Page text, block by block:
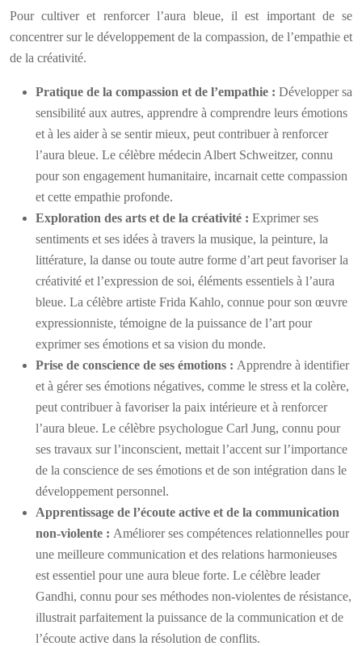
Pour cultiver et renforcer l’aura bleue, il est important de se
concentrer sur le développement de la compassion, de l’empathie et
de la créativité.
Pratique de la compassion et de l’empathie : Développer sa
sensibilité aux autres, apprendre à comprendre leurs émotions
et à les aider à se sentir mieux, peut contribuer à renforcer
l’aura bleue. Le célèbre médecin Albert Schweitzer, connu
pour son engagement humanitaire, incarnait cette compassion
et cette empathie profonde.
Exploration des arts et de la créativité : Exprimer ses
sentiments et ses idées à travers la musique, la peinture, la
littérature, la danse ou toute autre forme d’art peut favoriser la
créativité et l’expression de soi, éléments essentiels à l’aura
bleue. La célèbre artiste Frida Kahlo, connue pour son œuvre
expressionniste, témoigne de la puissance de l’art pour
exprimer ses émotions et sa vision du monde.
Prise de conscience de ses émotions : Apprendre à identifier
et à gérer ses émotions négatives, comme le stress et la colère,
peut contribuer à favoriser la paix intérieure et à renforcer
l’aura bleue. Le célèbre psychologue Carl Jung, connu pour
ses travaux sur l’inconscient, mettait l’accent sur l’importance
de la conscience de ses émotions et de son intégration dans le
développement personnel.
Apprentissage de l’écoute active et de la communication
non-violente : Améliorer ses compétences relationnelles pour
une meilleure communication et des relations harmonieuses
est essentiel pour une aura bleue forte. Le célèbre leader
Gandhi, connu pour ses méthodes non-violentes de résistance,
illustrait parfaitement la puissance de la communication et de
l’écoute active dans la résolution de conflits.